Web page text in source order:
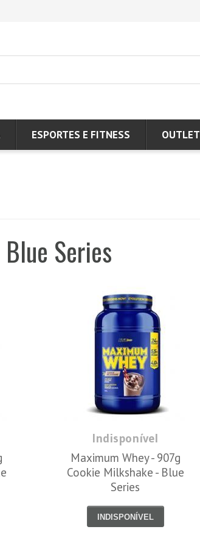
ESPORTES E FITNESS OUTLET
Series
Indisponível
Maximum Whey - 907g
Cookie Milkshake - Blue
Series
INDISPONÍVEL